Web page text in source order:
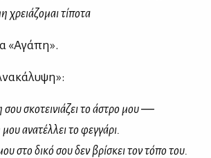
χρειά­ζο­μαι τί­πο­τα
«Αγά­πη».
σκο­τει­νιά­ζει το άστρο μου ―
ανα­τέλ­λει το φεγ­γά­ρι.
στο δι­κό σου δεν βρί­σκει τον τό­πο του.